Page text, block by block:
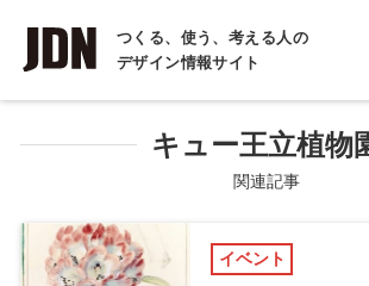
つくる、使う、考える人の
デザイン情報サイト
INTERVIEW
インタビュー
REPORT
COLUMN
コラム
キュー王立植物
関連記事
イベント